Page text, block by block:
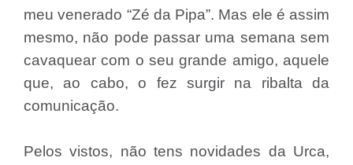
meu venerado “Zé da Pipa”. Mas ele é assim
mesmo, não pode passar uma semana sem
cavaquear com o seu grande amigo, aquele
que, ao cabo, o fez surgir na ribalta da
comunicação.
Pelos vistos, não tens novidades da Urca,